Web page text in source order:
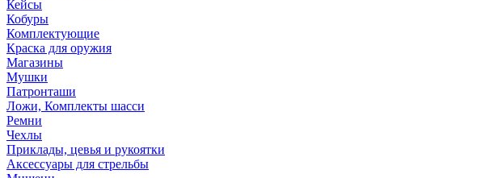
Кейсы
Кобуры
Комплектующие
Краска для оружия
Магазины
Мушки
Патронташи
Ложи, Комплекты шасси
Ремни
Чехлы
Приклады, цевья и рукоятки
Аксессуары для стрельбы